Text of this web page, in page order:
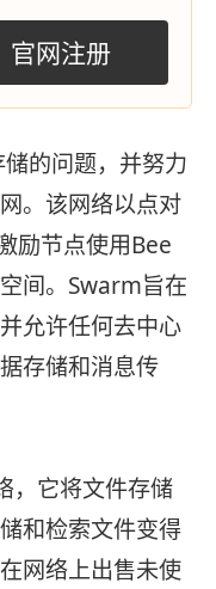
官网注册
的问题，并努力
。该网络以点对
励节点使用Bee
间。Swarm旨在
允许任何去中心
存储和消息传
，它将文件存储
和检索文件变得
网络上出售未使